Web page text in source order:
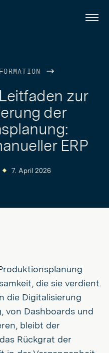
Menü
zur
der
ERP
7. April 2026
die sie verdient.
die Digitalisierung
von Dashboards und
bleibt der
Rückgrat der